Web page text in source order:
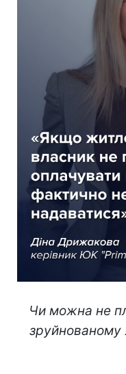
Чи можна не
зруйнованому